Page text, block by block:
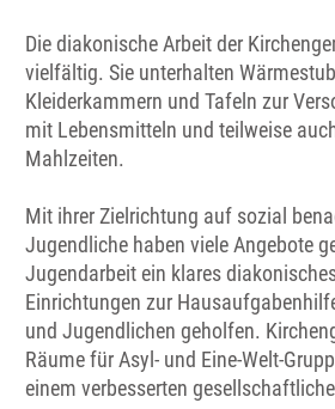
Die diakonische Arbeit der
vielfältig. Sie unterhalten
Kleiderkammern und Tafeln zur
mit Lebensmitteln und teilweise
Mahlzeiten.
Mit ihrer Zielrichtung auf sozial
Jugendliche haben viele Angebote
Jugendarbeit ein klares
Einrichtungen zur
und Jugendlichen geholfen.
Räume für Asyl- und Eine-Welt-
einem verbesserten